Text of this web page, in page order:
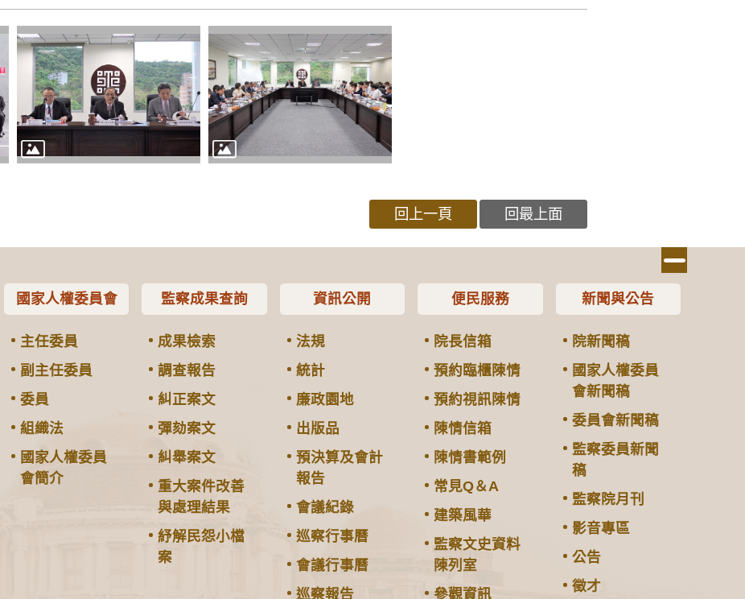
回上一頁 回最上面
國家人權委員會
主任委員
副主任委員
委員
組織法
國家人權委員
會簡介
監察成果查詢
成果檢索
調查報告
糾正案文
彈劾案文
糾舉案文
重大案件改善
與處理結果
紓解民怨小檔
案
資訊公開
法規
統計
廉政園地
出版品
預決算及會計
報告
會議紀錄
巡察行事曆
會議行事曆
巡察報告
便民服務
院長信箱
預約臨櫃陳情
預約視訊陳情
陳情信箱
陳情書範例
常見Q＆A
建築風華
監察文史資料
陳列室
參觀資訊
新聞與公告
院新聞稿
國家人權委員
會新聞稿
委員會新聞稿
監察委員新聞
稿
監察院月刊
影音專區
公告
徵才